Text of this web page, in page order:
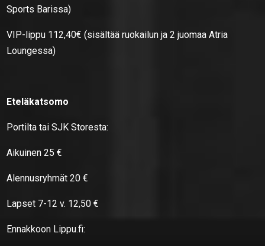
Sports Barissa)
VIP-lippu 112,40€ (sisältää ruokailun ja 2 juomaa Atria
Loungessa)
Eteläkatsomo
Portilta tai SJK Storesta:
Aikuinen 25 €
Alennusryhmät 20 €
Lapset 7-12 v. 12,50 €
Ennakkoon Lippu.fi: